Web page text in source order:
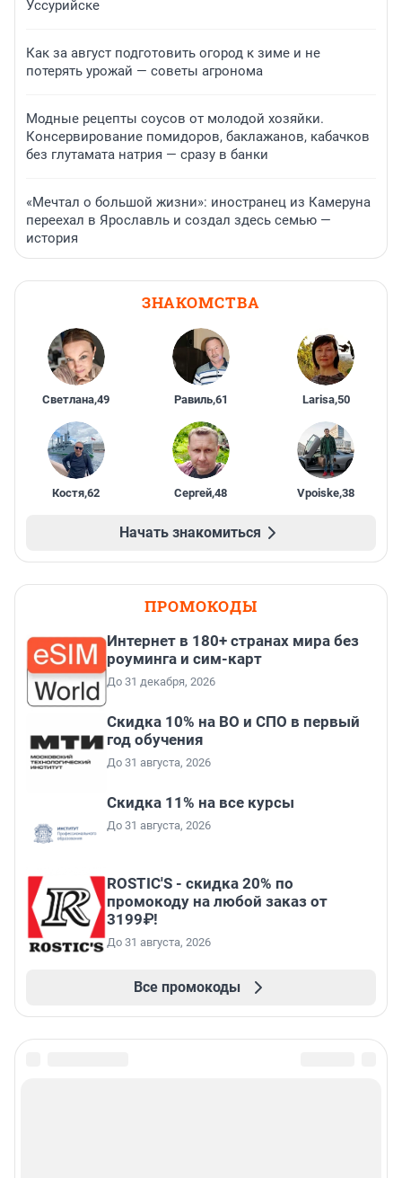
Уссурийске
Как за август подготовить огород к зиме и не
потерять урожай — советы агронома
Модные рецепты соусов от молодой хозяйки.
Консервирование помидоров, баклажанов, кабачков
без глутамата натрия — сразу в банки
«Мечтал о большой жизни»: иностранец из Камеруна
переехал в Ярославль и создал здесь семью —
история
ЗНАКОМСТВА
Светлана,49 Равиль,61 Larisa,50
Костя,62 Сергей,48 Vpoiske,38
Начать знакомиться
ПРОМОКОДЫ
Интернет в 180+ странах мира без
роуминга и сим-карт
До 31 декабря, 2026
Скидка 10% на ВО и СПО в первый
год обучения
До 31 августа, 2026
Скидка 11% на все курсы
До 31 августа, 2026
ROSTIC'S - скидка 20% по
промокоду на любой заказ от
3199₽!
До 31 августа, 2026
Все промокоды